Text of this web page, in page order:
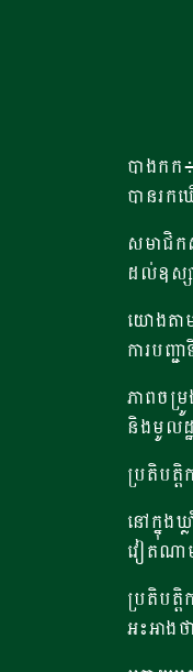
បាងកក
បានរក
សមាជិក
ដល់ឧស្ស
យោងតា
ការ​បញ្
ភាពចម្
និងមូលដ្
ប្រតិបត្តិ
នៅ​ក្នុង​
វៀតណា
ប្រតិបត្
អះអាងថ